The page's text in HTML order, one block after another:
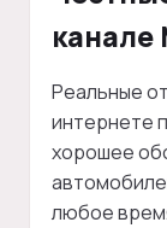
канале
Реальные
интернете
хорошее
любое